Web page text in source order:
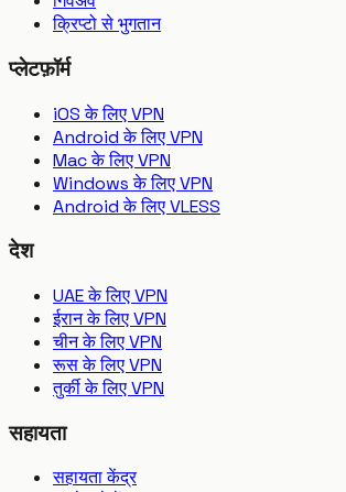
क्रिप्टो से भुगतान
प्लेटफ़ॉर्म
iOS के लिए VPN
Android के लिए VPN
Mac के लिए VPN
Windows के लिए VPN
Android के लिए VLESS
देश
UAE के लिए VPN
ईरान के लिए VPN
चीन के लिए VPN
रूस के लिए VPN
तुर्की के लिए VPN
सहायता
सहायता केंद्र